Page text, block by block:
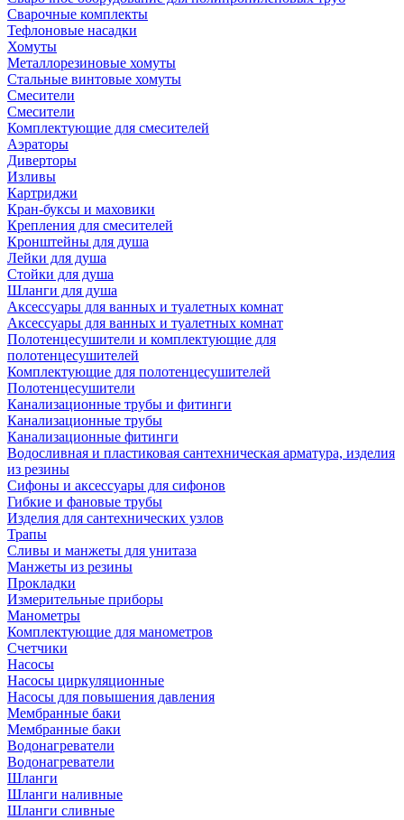
Сварочные комплекты
Тефлоновые насадки
Хомуты
Металлорезиновые хомуты
Стальные винтовые хомуты
Смесители
Смесители
Комплектующие для смесителей
Аэраторы
Диверторы
Изливы
Картриджи
Кран-буксы и маховики
Крепления для смесителей
Кронштейны для душа
Лейки для душа
Стойки для душа
Шланги для душа
Аксессуары для ванных и туалетных комнат
Аксессуары для ванных и туалетных комнат
Полотенцесушители и комплектующие для
полотенцесушителей
Комплектующие для полотенцесушителей
Полотенцесушители
Канализационные трубы и фитинги
Канализационные трубы
Канализационные фитинги
Водосливная и пластиковая сантехническая арматура, изделия
из резины
Сифоны и аксессуары для сифонов
Гибкие и фановые трубы
Изделия для сантехнических узлов
Трапы
Сливы и манжеты для унитаза
Манжеты из резины
Прокладки
Измерительные приборы
Манометры
Комплектующие для манометров
Счетчики
Насосы
Насосы циркуляционные
Насосы для повышения давления
Мембранные баки
Мембранные баки
Водонагреватели
Водонагреватели
Шланги
Шланги наливные
Шланги сливные